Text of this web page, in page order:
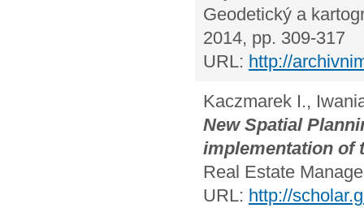
Geodetický a
2014, pp. 309-317
URL: http://
Kaczmarek I.,
New Spatial
implementation of
Real Estate
URL: http://